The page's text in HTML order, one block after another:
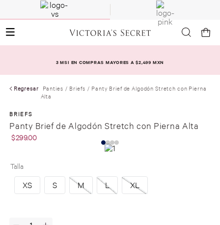
3 MSI EN COMPRAS MAYORES A $2,499 MXN
Regresar Panties Briefs
Panty Brief de Algodón Stretch con Pierna
Alta
BRIEFS
Panty Brief de Algodón Stretch con Pierna Alta
$299.00
Talla
XS S M L XL